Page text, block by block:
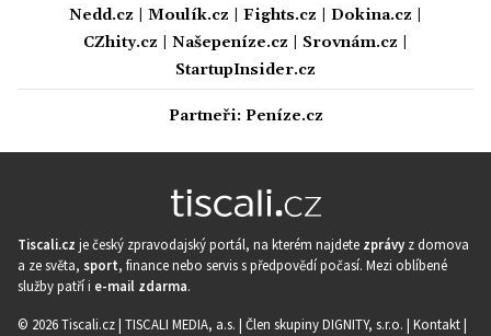
Nedd.cz
Moulík.cz Fights.cz Dokina.cz
CZhity.cz
Našepeníze.cz Srovnám.cz
StartupInsider.cz
Partneři: Peníze.cz
Tiscali.cz je český zpravodajský portál, na kterém najdete zprávy z domova
a ze světa, sport, finance nebo servis s předpovědí počasí. Mezi oblíbené
služby patří i e-mail zdarma.
© 2026 Tiscali.cz | TISCALI MEDIA, a.s. | Člen skupiny DIGNITY, s.r.o. | Kontakt|